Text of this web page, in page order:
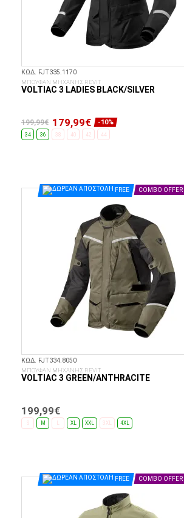
ΚΩΔ. FJT335.1170
ΜΠΟΥΦΑΝ ΜΗΧΑΝΗΣ REVIT
VOLTIAC 3 LADIES BLACK/SILVER
199,99€ 179,99€ -10%
34 36 38 40 42 44
FREE COMBO OFFER
ΚΩΔ. FJT334.8050
ΜΠΟΥΦΑΝ ΜΗΧΑΝΗΣ REVIT
VOLTIAC 3 GREEN/ANTHRACITE
199,99€
S M L XL XXL 3XL 4XL
FREE COMBO OFFER